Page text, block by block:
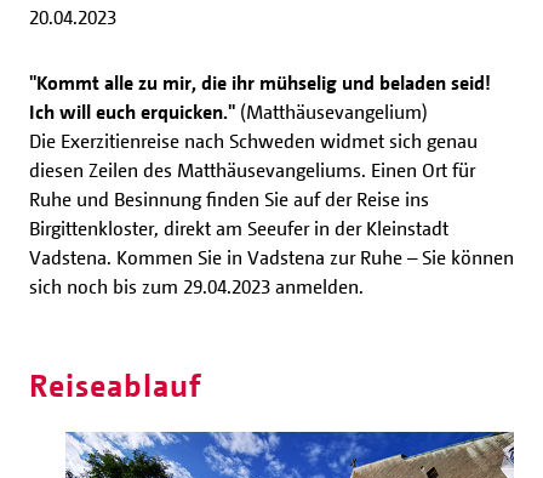
20.04.2023
"Kommt alle zu mir, die ihr mühselig und beladen seid!
Ich will euch erquicken." (Matthäusevangelium)
Die Exerzitienreise nach Schweden widmet sich genau
diesen Zeilen des Matthäusevangeliums. Einen Ort für
Ruhe und Besinnung finden Sie auf der Reise ins
Birgittenkloster, direkt am Seeufer in der Kleinstadt
Vadstena. Kommen Sie in Vadstena zur Ruhe – Sie können
sich noch bis zum 29.04.2023 anmelden.
Reiseablauf